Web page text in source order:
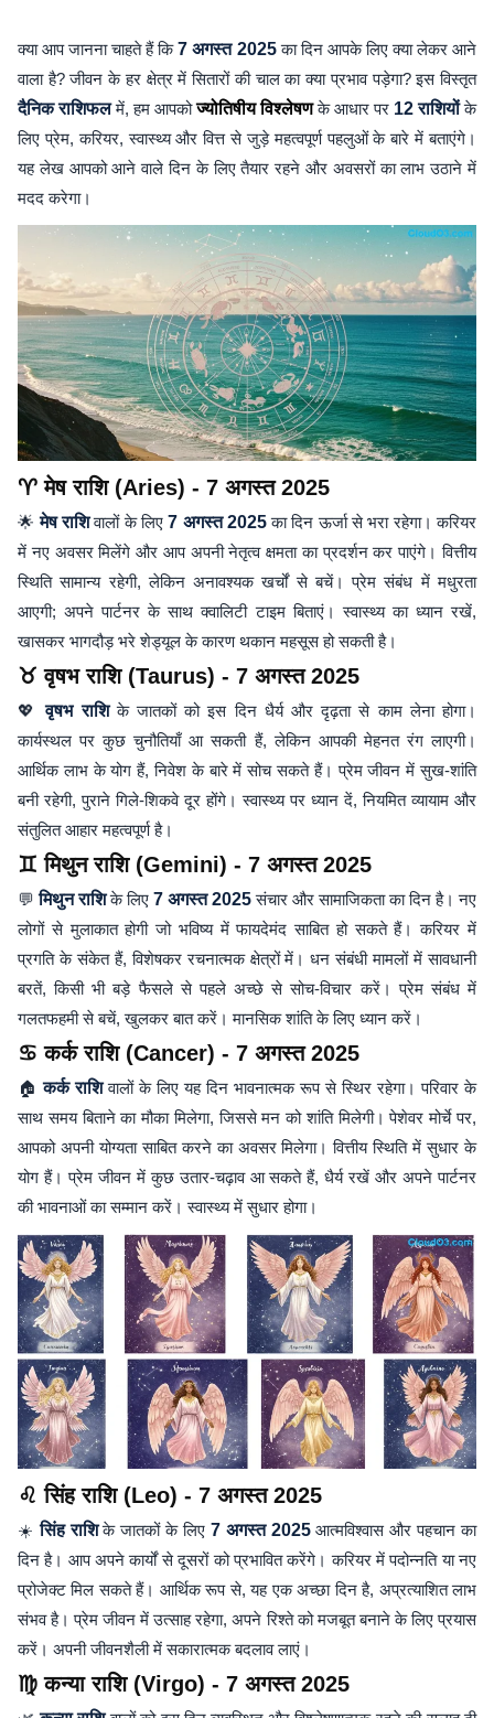
क्या आप जानना चाहते हैं कि7 अगस्त 2025का दिन आपके लिए क्या लेकर आने
वाला है? जीवन के हर क्षेत्र में सितारों की चाल का क्या प्रभाव पड़ेगा? इस विस्तृत
दैनिक राशिफलमें, हम आपकोज्योतिषीय विश्लेषणके आधार पर 12 राशियोंके
लिए प्रेम, करियर, स्वास्थ्य और वित्त से जुड़े महत्वपूर्ण पहलुओं के बारे में बताएंगे।
यह लेख आपको आने वाले दिन के लिए तैयार रहने और अवसरों का लाभ उठाने में
मदद करेगा।
♈ मेष राशि (Aries) - 7 अगस्त 2025
🌟 मेष राशिवालों के लिए7 अगस्त 2025का दिन ऊर्जा से भरा रहेगा। करियर
में नए अवसर मिलेंगे और आप अपनी नेतृत्व क्षमता का प्रदर्शन कर पाएंगे। वित्तीय
स्थिति सामान्य रहेगी, लेकिन अनावश्यक खर्चों से बचें। प्रेम संबंध में मधुरता
आएगी; अपने पार्टनर के साथ क्वालिटी टाइम बिताएं। स्वास्थ्य का ध्यान रखें,
खासकर भागदौड़ भरे शेड्यूल के कारण थकान महसूस हो सकती है।
♉ वृषभ राशि (Taurus) - 7 अगस्त 2025
💖 वृषभ राशिके जातकों को इस दिन धैर्य और दृढ़ता से काम लेना होगा।
कार्यस्थल पर कुछ चुनौतियाँ आ सकती हैं, लेकिन आपकी मेहनत रंग लाएगी।
आर्थिक लाभ के योग हैं, निवेश के बारे में सोच सकते हैं। प्रेम जीवन में सुख-शांति
बनी रहेगी, पुराने गिले-शिकवे दूर होंगे। स्वास्थ्य पर ध्यान दें, नियमित व्यायाम और
संतुलित आहार महत्वपूर्ण है।
♊ मिथुन राशि (Gemini) - 7 अगस्त 2025
💬 मिथुन राशिके लिए 7 अगस्त 2025संचार और सामाजिकता का दिन है। नए
लोगों से मुलाकात होगी जो भविष्य में फायदेमंद साबित हो सकते हैं। करियर में
प्रगति के संकेत हैं, विशेषकर रचनात्मक क्षेत्रों में। धन संबंधी मामलों में सावधानी
बरतें, किसी भी बड़े फैसले से पहले अच्छे से सोच-विचार करें। प्रेम संबंध में
गलतफहमी से बचें, खुलकर बात करें। मानसिक शांति के लिए ध्यान करें।
♋ कर्क राशि (Cancer) - 7 अगस्त 2025
🏠 कर्क राशिवालों के लिए यह दिन भावनात्मक रूप से स्थिर रहेगा। परिवार के
साथ समय बिताने का मौका मिलेगा, जिससे मन को शांति मिलेगी। पेशेवर मोर्चे पर,
आपको अपनी योग्यता साबित करने का अवसर मिलेगा। वित्तीय स्थिति में सुधार के
योग हैं। प्रेम जीवन में कुछ उतार-चढ़ाव आ सकते हैं, धैर्य रखें और अपने पार्टनर
की भावनाओं का सम्मान करें। स्वास्थ्य में सुधार होगा।
♌ सिंह राशि (Leo) - 7 अगस्त 2025
☀️ सिंह राशिके जातकों के लिए 7 अगस्त 2025आत्मविश्वास और पहचान का
दिन है। आप अपने कार्यों से दूसरों को प्रभावित करेंगे। करियर में पदोन्नति या नए
प्रोजेक्ट मिल सकते हैं। आर्थिक रूप से, यह एक अच्छा दिन है, अप्रत्याशित लाभ
संभव है। प्रेम जीवन में उत्साह रहेगा, अपने रिश्ते को मजबूत बनाने के लिए प्रयास
करें। अपनी जीवनशैली में सकारात्मक बदलाव लाएं।
♍ कन्या राशि (Virgo) - 7 अगस्त 2025